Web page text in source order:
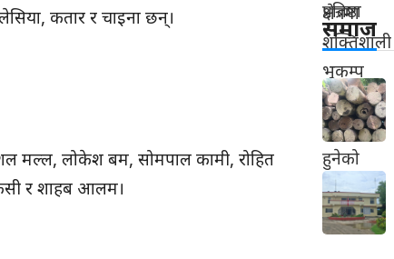
कतार र चाइना छन्।
मल्ल, लोकेश बम, सोमपाल कामी, रोहित
र शाहब आलम।
समाज